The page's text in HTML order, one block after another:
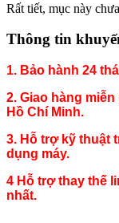
Rất tiết, mục này
Thông tin
1. Bảo hành 24
2. Giao hàng
Hồ Chí Minh.
3. Hỗ trợ kỹ thuật
dụng máy.
4 Hỗ trợ thay thế
nhất.